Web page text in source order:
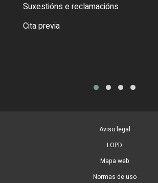
Suxestións e reclamacións
Cita previa
Aviso legal
LOPD
Mapa web
Normas de uso